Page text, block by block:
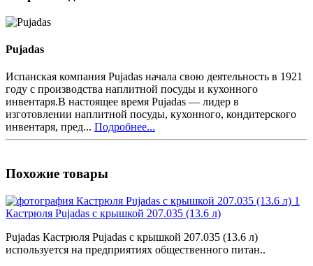
Pujadas
Испанская компания Pujadas начала свою деятельность в 1921
году с производства наплитной посуды и кухонного
инвентаря.В настоящее время Pujadas — лидер в
изготовлении наплитной посуды, кухонного, кондитерского
инвентаря, пред... Подробнее...
Похожие товары
Кастрюля Pujadas с крышкой 207.035 (13.6 л)
Pujadas Кастрюля Pujadas с крышкой 207.035 (13.6 л)
используется на предприятиях общественного питан..